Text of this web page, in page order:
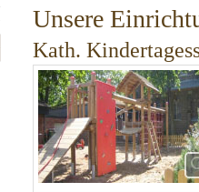
Unsere
Kath.